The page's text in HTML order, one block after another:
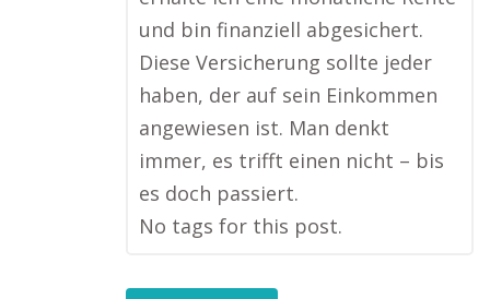
und bin finanziell abgesichert.
Diese Versicherung sollte jeder
haben, der auf sein Einkommen
angewiesen ist. Man denkt
immer, es trifft einen nicht – bis
es doch passiert.
No tags for this post.